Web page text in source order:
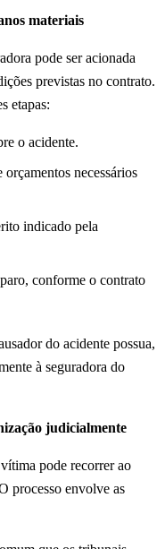
materiais
pode ser acionada
previstas no contrato.
etapas:
o acidente.
necessários
indicado pela
conforme o contrato
do acidente possua,
à seguradora do
judicialmente
pode recorrer ao
processo envolve as